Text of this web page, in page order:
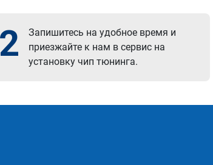
2
Запишитесь на удобное время и
приезжайте к нам в сервис на
установку чип тюнинга.